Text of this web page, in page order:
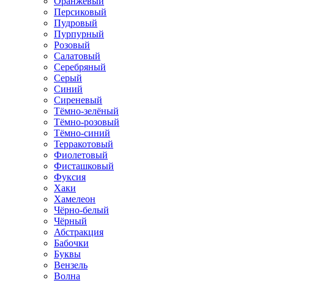
Персиковый
Пудровый
Пурпурный
Розовый
Салатовый
Серебряный
Серый
Синий
Сиреневый
Тёмно-зелёный
Тёмно-розовый
Тёмно-синий
Терракотовый
Фиолетовый
Фисташковый
Фуксия
Хаки
Хамелеон
Чёрно-белый
Чёрный
Абстракция
Бабочки
Буквы
Вензель
Волна